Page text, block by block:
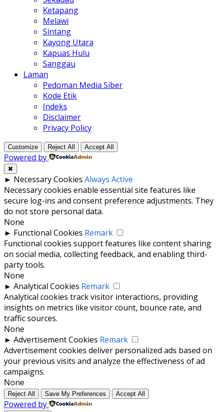
Ketapang
Melawi
Sintang
Kayong Utara
Kapuas Hulu
Sanggau
Laman
Pedoman Media Siber
Kode Etik
Indeks
Disclaimer
Privacy Policy
Customize Reject All Accept All
Powered by
✖
► Necessary Cookies Always Active
Necessary cookies enable essential site features like
secure log-ins and consent preference adjustments. They
do not store personal data.
None
► Functional Cookies Remark
Functional cookies support features like content sharing
on social media, collecting feedback, and enabling third-
party tools.
None
► Analytical Cookies Remark
Analytical cookies track visitor interactions, providing
insights on metrics like visitor count, bounce rate, and
traffic sources.
None
► Advertisement Cookies Remark
Advertisement cookies deliver personalized ads based on
your previous visits and analyze the effectiveness of ad
campaigns.
None
Reject All Save My Preferences Accept All
Powered by